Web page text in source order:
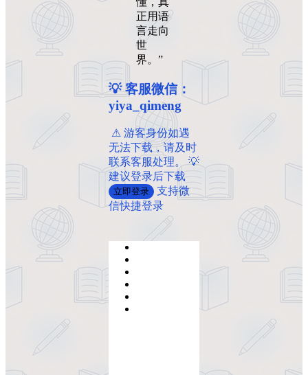
正用语
言走向
世
界。”
💡 客服微信：
yiya_qimeng
️ ️⚠ 游客身份如遇
无法下载，请及时
联系客服处理。 💡
建议登录后下载
立即登录
支持微
信快捷登录